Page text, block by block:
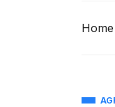
Home